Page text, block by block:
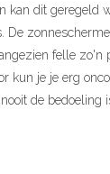
kan dit geregeld
De
felle zo'n
kun je je erg
de bedoeling